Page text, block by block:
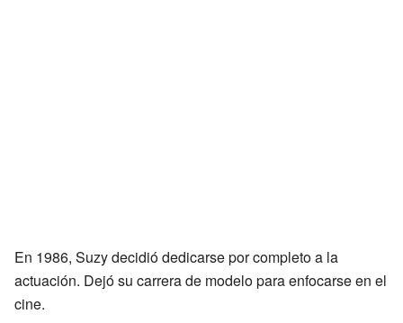
En 1986, Suzy decidió dedicarse por completo a la
actuación. Dejó su carrera de modelo para enfocarse en el
cine.